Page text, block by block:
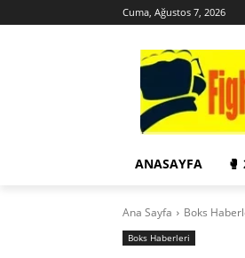
Cuma, Ağustos 7, 2026
ANASAYFA 🥊
Ana Sayfa Boks
Boks Haberleri